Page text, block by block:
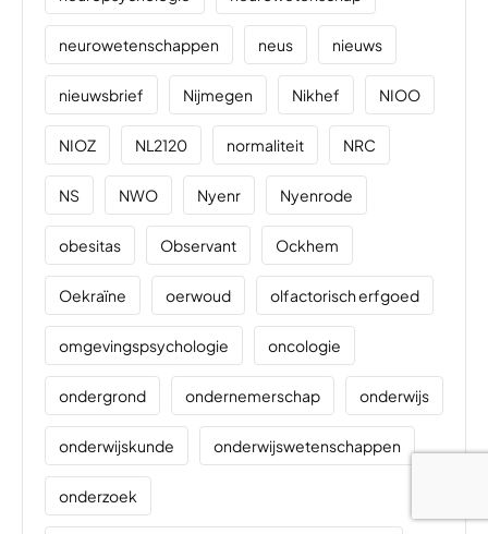
neurowetenschappen neus nieuws
nieuwsbrief Nijmegen Nikhef NIOO
NIOZ NL2120 normaliteit NRC
NS NWO Nyenr Nyenrode
obesitas Observant Ockhem
Oekraïne oerwoud olfactorisch erfgoed
omgevingspsychologie oncologie
ondergrond ondernemerschap onderwijs
onderwijskunde onderwijswetenschappen
onderzoek